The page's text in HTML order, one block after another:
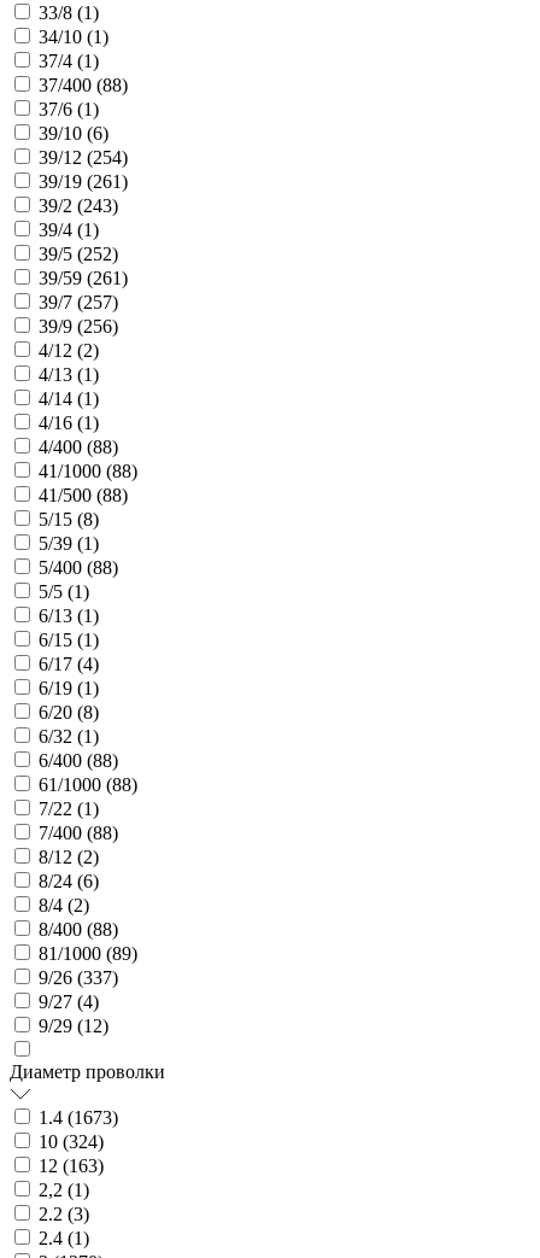
33/8 (1)
34/10 (1)
37/4 (1)
37/400 (88)
37/6 (1)
39/10 (6)
39/12 (254)
39/19 (261)
39/2 (243)
39/4 (1)
39/5 (252)
39/59 (261)
39/7 (257)
39/9 (256)
4/12 (2)
4/13 (1)
4/14 (1)
4/16 (1)
4/400 (88)
41/1000 (88)
41/500 (88)
5/15 (8)
5/39 (1)
5/400 (88)
5/5 (1)
6/13 (1)
6/15 (1)
6/17 (4)
6/19 (1)
6/20 (8)
6/32 (1)
6/400 (88)
61/1000 (88)
7/22 (1)
7/400 (88)
8/12 (2)
8/24 (6)
8/4 (2)
8/400 (88)
81/1000 (89)
9/26 (337)
9/27 (4)
9/29 (12)
Диаметр проволки
1.4 (1673)
10 (324)
12 (163)
2,2 (1)
2.2 (3)
2.4 (1)